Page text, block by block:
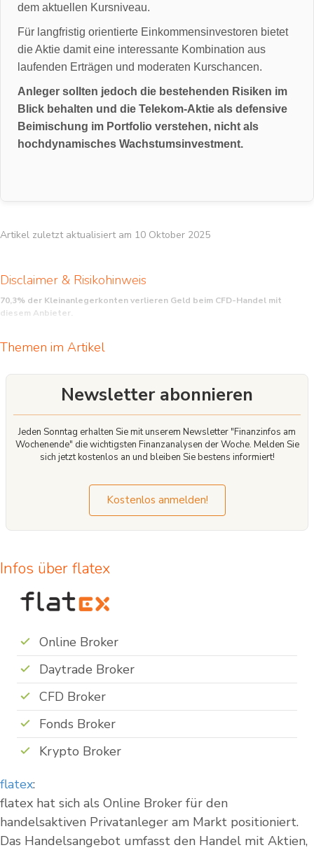
dem aktuellen Kursniveau.
Für langfristig orientierte Einkommensinvestoren bietet
die Aktie damit eine interessante Kombination aus
laufenden Erträgen und moderaten Kurschancen.
Anleger sollten jedoch die bestehenden Risiken im
Blick behalten und die Telekom-Aktie als defensive
Beimischung im Portfolio verstehen, nicht als
hochdynamisches Wachstumsinvestment.
Artikel zuletzt aktualisiert am 10 Oktober 2025
Disclaimer & Risikohinweis
70,3% der Kleinanlegerkonten verlieren Geld beim CFD-Handel mit
diesem Anbieter.
hohes Risiko, schnell Geld zu verlieren. Sie sollten überlegen, ob Sie verstehen,
Themen im Artikel
Newsletter abonnieren
Jeden Sonntag erhalten Sie mit unserem Newsletter "Finanzinfos am
Wochenende" die wichtigsten Finanzanalysen der Woche. Melden Sie
sich jetzt kostenlos an und bleiben Sie bestens informiert!
Kostenlos anmelden!
Infos über flatex
Online Broker
Daytrade Broker
CFD Broker
Fonds Broker
Krypto Broker
flatex:
flatex hat sich als Online Broker für den
handelsaktiven Privatanleger am Markt positioniert.
Das Handelsangebot umfasst den Handel mit Aktien,